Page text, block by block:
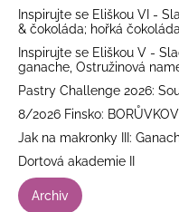
Inspirujte se Eliškou VI -
& čokoláda; hořká
Inspirujte se Eliškou V -
ganache, Ostružinová
Pastry Challenge 2026:
8/2026 Finsko:
Jak na makronky III:
Dortová akademie II
Archiv